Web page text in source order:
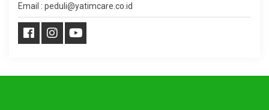
Email : peduli@yatimcare.co.id